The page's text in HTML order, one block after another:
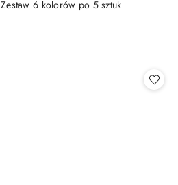
6 kolorów po 5 sztuk